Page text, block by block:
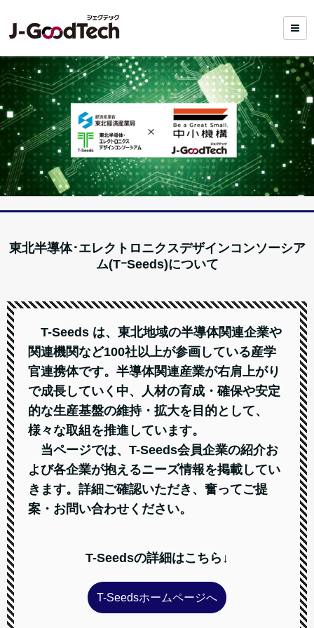
東北半導体･エレクトロニクスデザインコンソーシア
ム(TｰSeeds)について
T-Seeds は、東北地域の半導体関連企業や
関連機関など100社以上が参画している産学
官連携体です。半導体関連産業が右肩上がり
で成長していく中、人材の育成・確保や安定
的な生産基盤の維持・拡大を目的として、
様々な取組を推進しています。
当ページでは、T-Seeds会員企業の紹介お
よび各企業が抱えるニーズ情報を掲載してい
きます。詳細ご確認いただき、奮ってご提
案・お問い合わせください。
T-Seedsの詳細はこちら↓
T-Seedsホームページへ